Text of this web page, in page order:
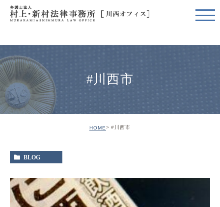
#川西市
HOME #川西市
BLOG